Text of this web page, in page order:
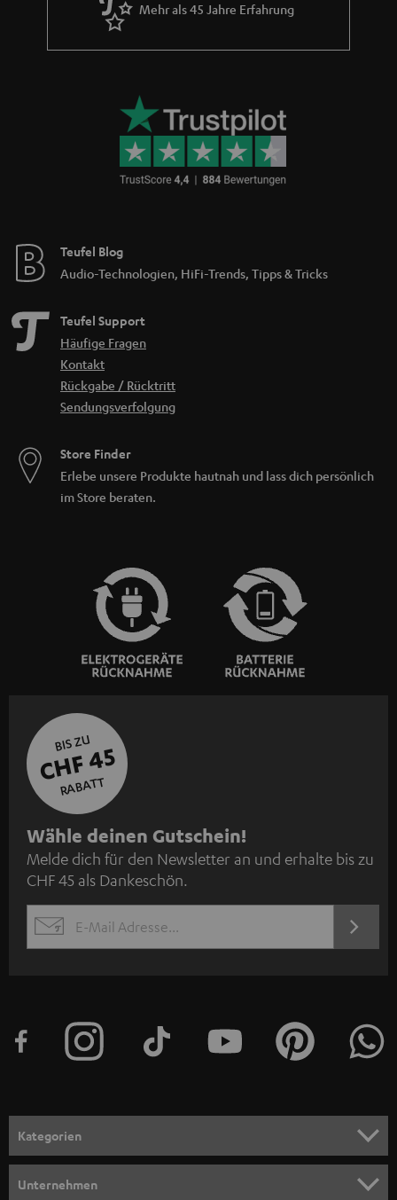
Mehr als 45 Jahre Erfahrung
Teufel Blog
Audio-Technologien, HiFi-Trends, Tipps & Tricks
Teufel Support
Häufige Fragen
Kontakt
Rückgabe / Rücktritt
Sendungsverfolgung
Store Finder
Erlebe unsere Produkte hautnah und lass dich persönlich
im Store beraten.
BIS ZU
CHF 45
RABATT
N
e
w
s
l
e
n
m
e
Wähle deinen Gutschein!
Melde dich für den Newsletter an und erhalte bis zu
CHF 45 als Dankeschön.
EMAIL
JETZT
Kategorien
Unternehmen